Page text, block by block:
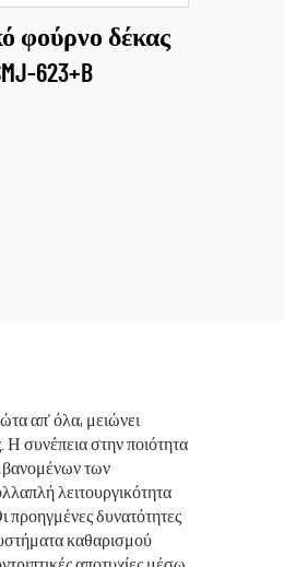
φούρνο δέκας
623+B
απ' όλα, μειώνει
Η συνέπεια στην ποιότητα
των
λειτουργικότητα
προηγμένες δυνατότητες
καθαρισμού